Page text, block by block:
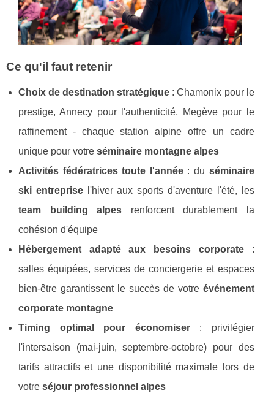
Ce qu'il faut retenir
Choix de destination stratégique : Chamonix pour le
prestige, Annecy pour l'authenticité, Megève pour le
raffinement - chaque station alpine offre un cadre
unique pour votre séminaire montagne alpes
Activités fédératrices toute l'année: du séminaire
ski entreprisel'hiver aux sports d'aventure l'été, les
team building alpes renforcent durablement la
cohésion d'équipe
Hébergement adapté aux besoins corporate:
salles équipées, services de conciergerie et espaces
bien-être garantissent le succès de votre événement
corporate montagne
Timing optimal pour économiser: privilégier
l'intersaison (mai-juin, septembre-octobre) pour des
tarifs attractifs et une disponibilité maximale lors de
votre séjour professionnel alpes